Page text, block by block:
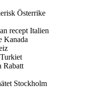
Österrike
recept Italien
Kanada
Rabatt
Stockholm